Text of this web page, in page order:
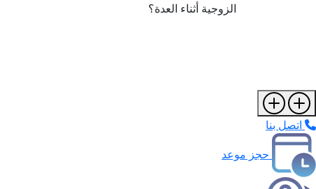
الزوجية أثناء العدة؟
اتصل بنا
حجز موعد